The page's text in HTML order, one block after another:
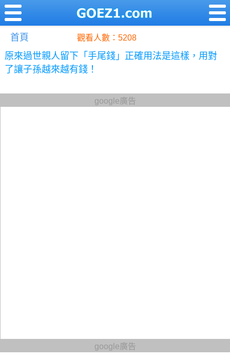
首頁 觀看人數：5208
原來過世親人留下「手尾錢」正確用法是這樣，用對
了讓子孫越來越有錢！
google廣告
google廣告